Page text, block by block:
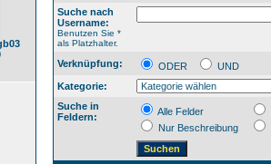
Suche nach
Username:
Benutzen Sie *
als Platzhalter.
Verknüpfung: ODER
UND
Kategorie:
Suche in
Feldern:
Alle Felder
Nur Beschreibung